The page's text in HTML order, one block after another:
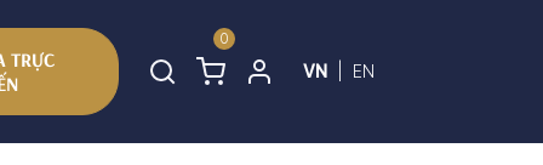
TRỰC
0
VN EN